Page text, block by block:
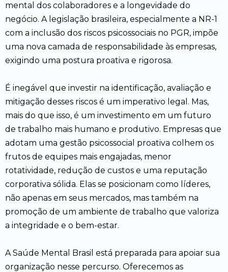
mental dos colaboradores e a longevidade do
negócio. A legislação brasileira, especialmente a NR-1
com a inclusão dos riscos psicossociais no PGR, impõe
uma nova camada de responsabilidade às empresas,
exigindo uma postura proativa e rigorosa.
É inegável que investir na identificação, avaliação e
mitigação desses riscos é um imperativo legal. Mas,
mais do que isso, é um investimento em um futuro
de trabalho mais humano e produtivo. Empresas que
adotam uma gestão psicossocial proativa colhem os
frutos de equipes mais engajadas, menor
rotatividade, redução de custos e uma reputação
corporativa sólida. Elas se posicionam como líderes,
não apenas em seus mercados, mas também na
promoção de um ambiente de trabalho que valoriza
a integridade e o bem-estar.
A Saúde Mental Brasil está preparada para apoiar sua
organização nesse percurso. Oferecemos as